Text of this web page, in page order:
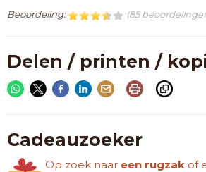
Beoordeling: (85
Delen / printen /
Cadeauzoeker
Op zoek naar een rugzak of